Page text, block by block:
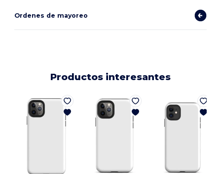
Ordenes de mayoreo
Productos interesantes